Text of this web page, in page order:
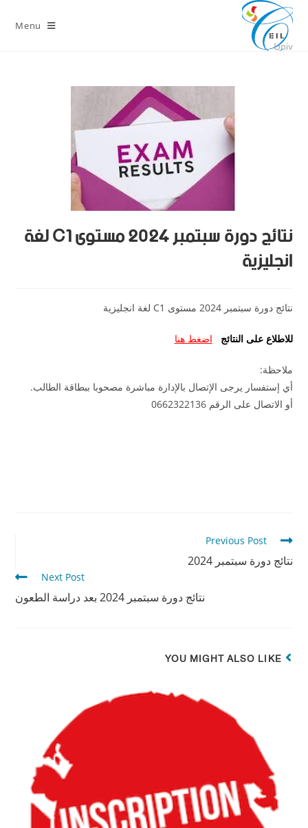
Menu
نتائج دورة سبتمبر 2024 مستوى C1 لغة
انجليزية
نتائج دورة سبتمبر 2024 مستوى C1 لغة انجليزية
للاطلاع على النتائج اضغط هنا
ملاحظة:
أي إستفسار يرجى الإتصال بالإدارة مباشرة مصحوبا ببطاقة الطالب.
أو الاتصال على الرقم 0662322136
Previous Post
نتائج دورة سبتمبر 2024
Next Post
نتائج دورة سبتمبر 2024 بعد دراسة الطعون
YOU MIGHT ALSO LIKE